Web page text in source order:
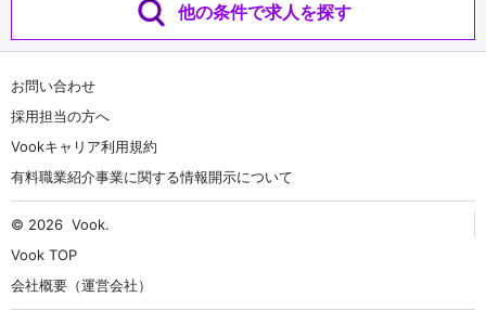
他の条件で求人を探す
お問い合わせ
採用担当の方へ
Vookキャリア利用規約
有料職業紹介事業に関する情報開示について
© 2026 Vook.
Vook TOP
会社概要（運営会社）